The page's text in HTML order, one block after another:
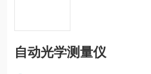
自动光学测量仪